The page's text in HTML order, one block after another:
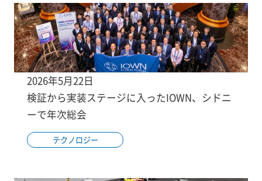
2026年5月22日
検証から実装ステージに入ったIOWN、シドニ
ーで年次総会
テクノロジー